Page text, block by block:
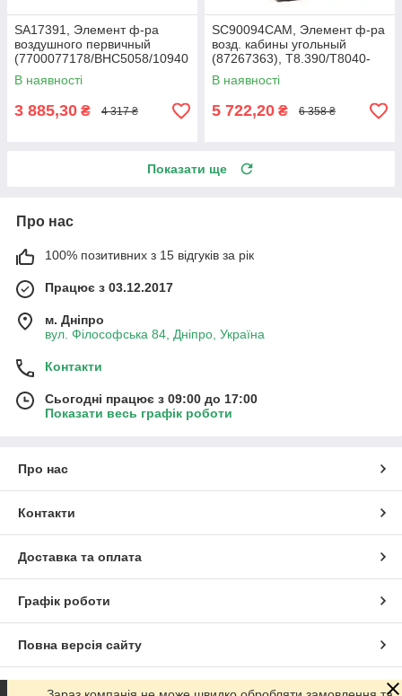
SA17391, Элемент ф-ра
воздушного первичный
(7700077178/BHC5058/10940
05), Claas AXION 850-810
В наявності
3 885,30 ₴ 4 317 ₴
SC90094CAM, Элемент ф-ра
возд. кабины угольный
(87267363), T8.390/T8040-
50/SPX3320/Mag.340
В наявності
5 722,20 ₴ 6 358 ₴
Показати ще
Про нас
100% позитивних з 15 відгуків за рік
Працює з 03.12.2017
м. Дніпро
вул. Філософська 84, Дніпро, Україна
Контакти
Сьогодні працює з 09:00 до 17:00
Показати весь графік роботи
Про нас
Контакти
Доставка та оплата
Графік роботи
Повна версія сайту
Сайт створено на маркетплейсіProm.ua